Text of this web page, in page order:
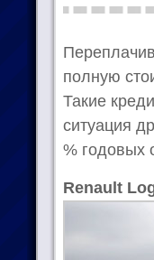
полную
Такие
ситуация
% годовых
Renault